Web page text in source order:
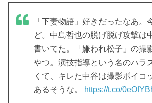
「下妻物語」好きだったなあ。
ど。中島哲也の脱げ脱げ攻撃は
書いてた。「嫌われ松子」の撮
やつ。演技指導という名のハラ
くて、キレた中谷は撮影ボイコ
あるそうな。
https://t.co/